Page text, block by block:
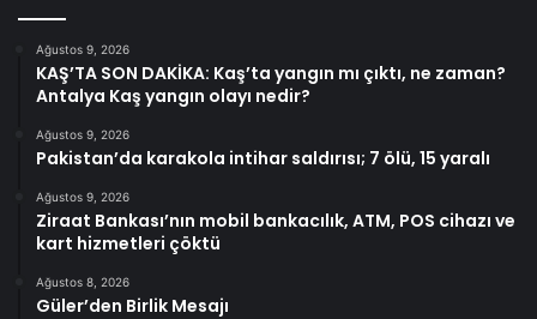
Ağustos 9, 2026
KAŞ’TA SON DAKİKA: Kaş’ta yangın mı çıktı, ne zaman?
Antalya Kaş yangın olayı nedir?
Ağustos 9, 2026
Pakistan’da karakola intihar saldırısı; 7 ölü, 15 yaralı
Ağustos 9, 2026
Ziraat Bankası’nın mobil bankacılık, ATM, POS cihazı ve
kart hizmetleri çöktü
Ağustos 8, 2026
Güler’den Birlik Mesajı